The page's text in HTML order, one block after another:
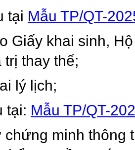
tại Mẫu TP/QT-
Giấy khai sinh,
trị thay thế;
lý lịch;
tại: Mẫu TP/QT-
chứng minh thông